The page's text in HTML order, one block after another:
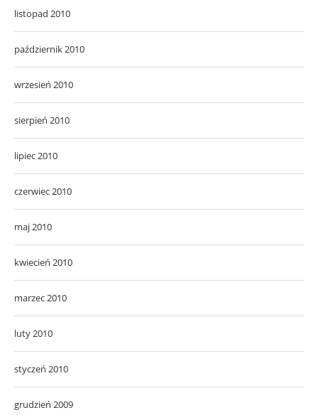
listopad 2010
październik 2010
wrzesień 2010
sierpień 2010
lipiec 2010
czerwiec 2010
maj 2010
kwiecień 2010
marzec 2010
luty 2010
styczeń 2010
grudzień 2009